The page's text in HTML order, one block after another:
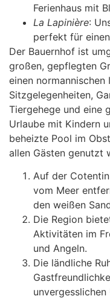
Ferienhaus mit
La Lapinière:
perfekt für
Der Bauernhof ist
großen, gepflegten
einen normannischen
Sitzgelegenheiten,
Tiergehege und eine
Urlaube mit Kindern
beheizte Pool im
allen Gästen genutzt
Auf der
vom Meer
den weißen
Die Region
Aktivitäten im
und Angeln.
Die ländliche
unvergesslichen